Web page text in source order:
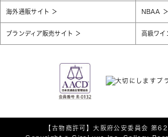
海外通販サイト NBAA
ブランディア販売サイト 高級ワ
【古物商許可】大阪府公安委員会 第